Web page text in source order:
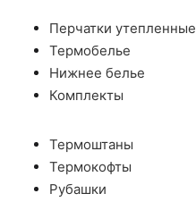
Перчатки утепленные
Термобелье
Нижнее белье
Комплекты
Термоштаны
Термокофты
Рубашки